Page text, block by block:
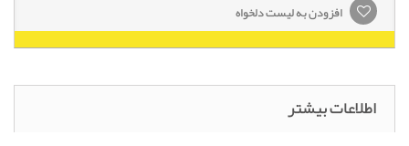
افزودن به لیست دلخواه
اطلاعات بیشتر